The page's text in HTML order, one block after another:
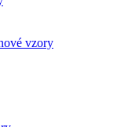
vzory